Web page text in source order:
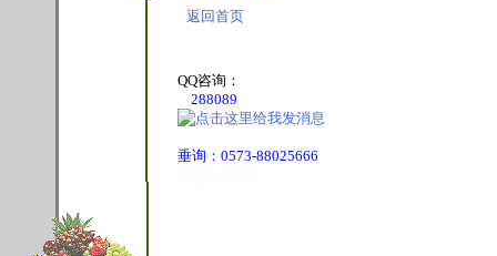
返回首页
QQ咨询：
288089
垂询：0573-88025666